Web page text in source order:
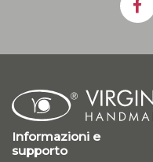
Informazioni e
supporto